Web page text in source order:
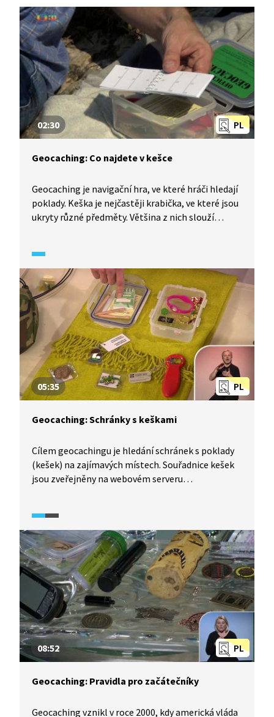
PL
02:30
Geocaching: Co najdete v kešce
Geocaching je navigační hra, ve které hráči hledají
poklady. Keška je nejčastěji krabička, ve které jsou
ukryty různé předměty. Většina z nich slouží
předmět stejné nebo vyšší hodnoty. Dále jsou zde
uloženy putovní předměty – geocoiny
a travelbugy. Součástí každé schránky je malý
zápisník, tzv. logbook, kam se po nalezení keše
hráč zapíše. Českou specialitou jsou Czech Wood
Geocoiny, což jsou vizitky konkrétního geokešera.
PL
05:35
Geocaching: Schránky s keškami
Cílem geocachingu je hledání schránek s poklady
(kešek) na zajímavých místech. Souřadnice kešek
jsou zveřejněny na webovém serveru
a poklady na výměnu. Logbook je malý sešitek,
do kterého se zapíšete a tím potvrdíte svůj nález.
Putovní předměty na sobě mají unikátní
trackovací číslo, ze kterého na portálu
geocaching.com zjistíte, kam daný předmět
putuje. Pokud si nějaký poklad z keše vezmete,
vždy byste do ní měli dát jiný předmět se stejnou
nebo vyšší hodnotou. Do keše ale nepatří jídlo,
cigarety, alkohol nebo zbraně.
PL
08:52
Geocaching: Pravidla pro začátečníky
Geocaching vznikl v roce 2000, kdy americká vláda